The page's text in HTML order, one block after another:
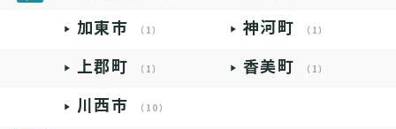
加東市 （1） 神河町 （1）
上郡町 （1） 香美町 （1）
川西市 （10）